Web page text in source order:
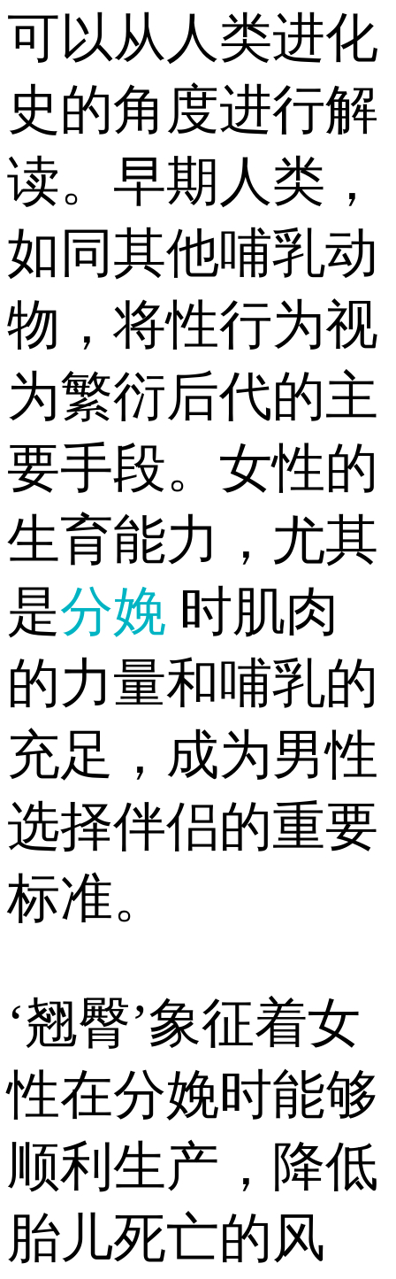
可以从人类进化
史的角度进行解
读。早期人类，
如同其他哺乳动
物，将性行为视
为繁衍后代的主
要手段。女性的
生育能力，尤其
是分娩 时肌肉
的力量和哺乳的
充足，成为男性
选择伴侣的重要
标准。
‘翘臀’象征着女
性在分娩时能够
顺利生产，降低
胎儿死亡的风